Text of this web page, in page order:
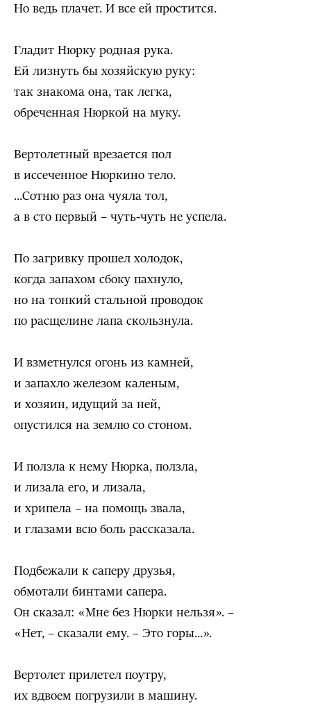
Но ведь плачет. И все ей простится.
Гладит Нюрку родная рука.
Ей лизнуть бы хозяйскую руку:
так знакома она, так легка,
обреченная Нюркой на муку.
Вертолетный врезается пол
в иссеченное Нюркино тело.
...Сотню раз она чуяла тол,
а в сто первый – чуть-чуть не успела.
По загривку прошел холодок,
когда запахом сбоку пахнуло,
но на тонкий стальной проводок
по расщелине лапа скользнула.
И взметнулся огонь из камней,
и запахло железом каленым,
и хозяин, идущий за ней,
опустился на землю со стоном.
И ползла к нему Нюрка, ползла,
и лизала его, и лизала,
и хрипела – на помощь звала,
и глазами всю боль рассказала.
Подбежали к саперу друзья,
обмотали бинтами сапера.
Он сказал: «Мне без Нюрки нельзя». –
«Нет, – сказали ему. – Это горы...».
Вертолет прилетел поутру,
их вдвоем погрузили в машину.